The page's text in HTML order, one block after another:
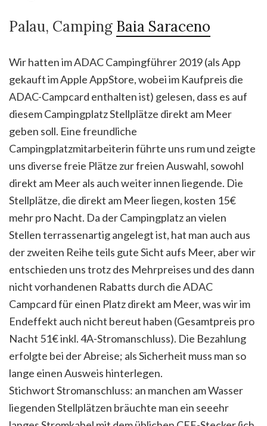
Palau, Camping Baia Saraceno
Wir hatten im ADAC Campingführer 2019 (als App
gekauft im Apple AppStore, wobei im Kaufpreis die
ADAC-Campcard enthalten ist) gelesen, dass es auf
diesem Campingplatz Stellplätze direkt am Meer
geben soll. Eine freundliche
Campingplatzmitarbeiterin führte uns rum und zeigte
uns diverse freie Plätze zur freien Auswahl, sowohl
direkt am Meer als auch weiter innen liegende. Die
Stellplätze, die direkt am Meer liegen, kosten 15€
mehr pro Nacht. Da der Campingplatz an vielen
Stellen terrassenartig angelegt ist, hat man auch aus
der zweiten Reihe teils gute Sicht aufs Meer, aber wir
entschieden uns trotz des Mehrpreises und des dann
nicht vorhandenen Rabatts durch die ADAC
Campcard für einen Platz direkt am Meer, was wir im
Endeffekt auch nicht bereut haben (Gesamtpreis pro
Nacht 51€ inkl. 4A-Stromanschluss). Die Bezahlung
erfolgte bei der Abreise; als Sicherheit muss man so
lange einen Ausweis hinterlegen.
Stichwort Stromanschluss: an manchen am Wasser
liegenden Stellplätzen bräuchte man ein seeehr